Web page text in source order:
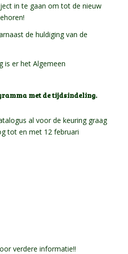
in te gaan om tot de nieuw
de huldiging van de
is er het Algemeen
met de tijdsindeling.
al voor de keuring graag
tot en met 12 februari
verdere informatie!!